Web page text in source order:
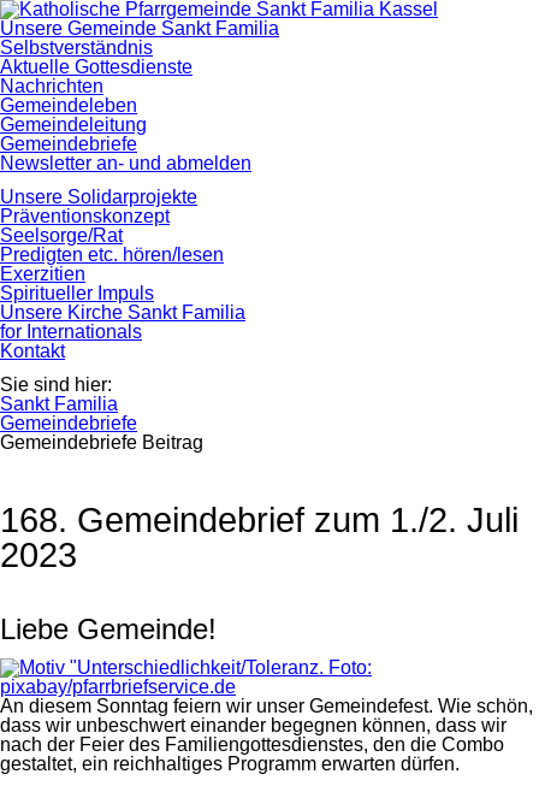
Navigation
überspringen
Unsere Gemeinde Sankt Familia
Selbstverständnis
Aktuelle Gottesdienste
Nachrichten
Gemeindeleben
Gemeindeleitung
Gemeindebriefe
Newsletter an- und abmelden
Unsere Solidarprojekte
Präventionskonzept
Seelsorge/Rat
Predigten etc. hören/lesen
Exerzitien
Spiritueller Impuls
Unsere Kirche Sankt Familia
for Internationals
Kontakt
Sie sind hier:
Sankt Familia
Gemeindebriefe
Gemeindebriefe Beitrag
168. Gemeindebrief zum 1./2. Juli
2023
Liebe Gemeinde!
An diesem Sonntag feiern wir unser Gemeindefest. Wie schön,
dass wir unbeschwert einander begegnen können, dass wir
nach der Feier des Familiengottesdienstes, den die Combo
gestaltet, ein reichhaltiges Programm erwarten dürfen.